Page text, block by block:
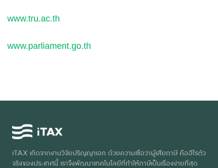
www.tru.ac.th
www.parliament.go.th
iTAX เกิดจากงานวิจัยปริญญาเอก ด้วยความเชื่อว่าผู้เสียภาษี คือฮีโร่ตัว
จริงของประเทศนี้ เราจึงพัฒนาเทคโนโลยีที่ทำให้ภาษีเป็นเรื่องง่ายที่สุด